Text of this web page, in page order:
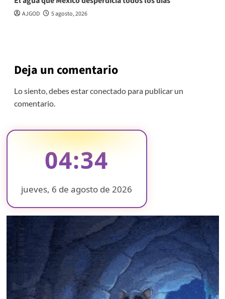
AJGOD 5 agosto, 2026
Deja un comentario
Lo siento, debes estarconectadopara publicar un
comentario.
04:34
jueves, 6 de agosto de 2026
❄
❄
❄
❄
❄
❄
❄